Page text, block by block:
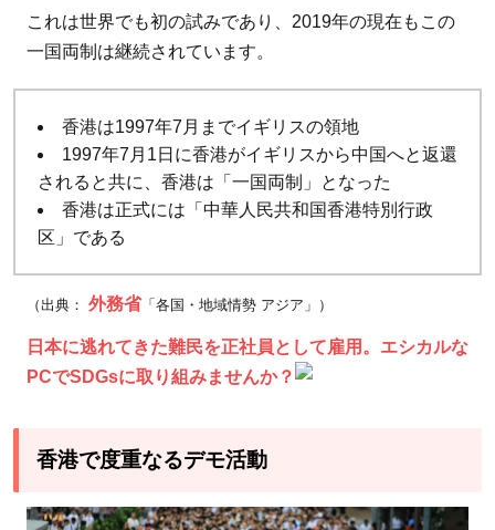
意
が
これは世界でも初の試みであり、2019年の現在もこの
一国両制は継続されています。
香港は1997年7月までイギリスの領地
1997年7月1日に香港がイギリスから中国へと返還
されると共に、香港は「一国両制」となった
香港は正式には「中華人民共和国香港特別行政
区」である
（出典： 外務省「各国・地域情勢 アジア」）
日本に逃れてきた難民を正社員として雇用。エシカルな
PCでSDGsに取り組みませんか？
香港で度重なるデモ活動